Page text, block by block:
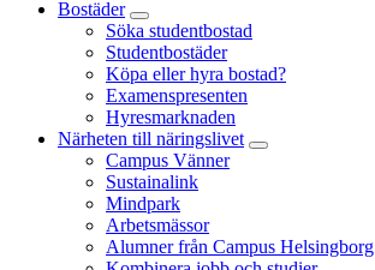
Bostäder
Söka studentbostad
Studentbostäder
Köpa eller hyra bostad?
Examenspresenten
Hyresmarknaden
Närheten till näringslivet
Campus Vänner
Sustainalink
Mindpark
Arbetsmässor
Alumner från Campus Helsingborg